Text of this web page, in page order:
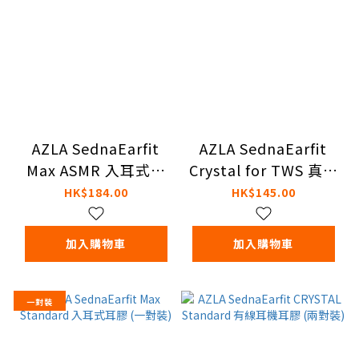
AZLA SednaEarfit
Max ASMR 入耳式耳
膠 (兩對裝)
HK$184.00
加入購物車
AZLA SednaEarfit
Crystal for TWS 真無
線耳機耳膠 (兩對裝)
HK$145.00
加入購物車
一對裝